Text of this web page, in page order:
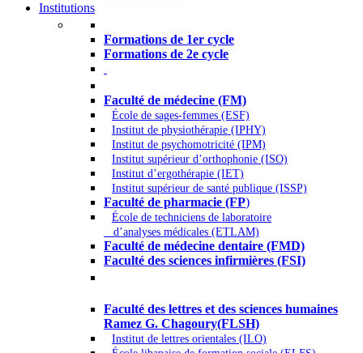
Institutions
Formations de 1er cycle
Formations de 2e cycle
Faculté de médecine (FM)
École de sages-femmes (ESF)
Institut de physiothérapie (IPHY)
Institut de psychomotricité (IPM)
Institut supérieur d’orthophonie (ISO)
Institut d’ergothérapie (IET)
Institut supérieur de santé publique (ISSP)
Faculté de pharmacie (FP)
École de techniciens de laboratoire
d’analyses médicales (ETLAM)
Faculté de médecine dentaire (FMD)
Faculté des sciences infirmières (FSI)
Faculté des lettres et des sciences humaines
Ramez G. Chagoury(FLSH)
Institut de lettres orientales (ILO)